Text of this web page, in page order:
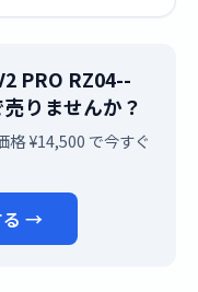
PRO RZ04--
りませんか？
格 ¥14,500 で今すぐ
る →